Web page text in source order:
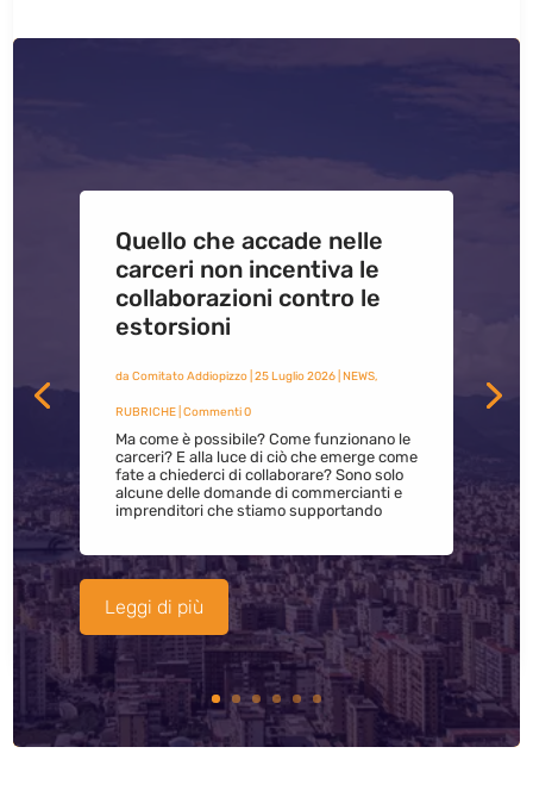
Quello che accade nelle
carceri non incentiva le
collaborazioni contro le
estorsioni
da Comitato Addiopizzo| 25 Luglio 2026| NEWS,
RUBRICHE| Commenti 0
Ma come è possibile? Come funzionano le
carceri? E alla luce di ciò che emerge come
fate a chiederci di collaborare? Sono solo
alcune delle domande di commercianti e
imprenditori che stiamo supportando
Leggi di più